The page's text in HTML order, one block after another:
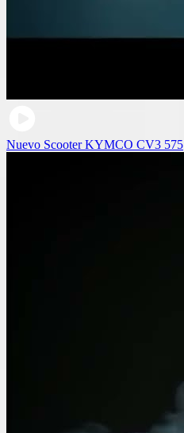
Nuevo Scooter KYMCO CV3 575